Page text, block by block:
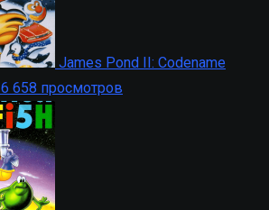
James Pond II: Codename
6 658 просмотров